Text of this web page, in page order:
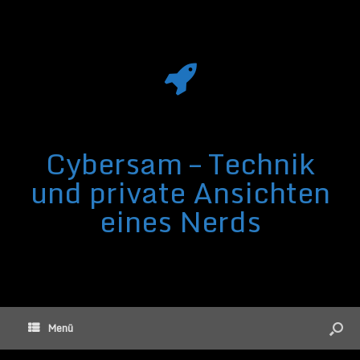
Cybersam – Technik
und private Ansichten
eines Nerds
Menü